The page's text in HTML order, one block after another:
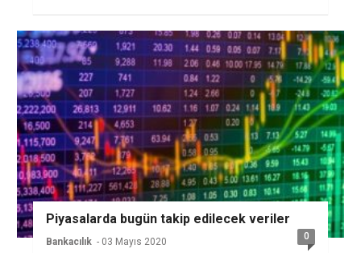
Piyasalarda bugün takip edilecek veriler
Bankacılık - 03 Mayıs 2020 0